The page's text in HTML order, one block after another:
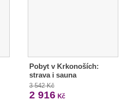
Pobyt v Krkonoších:
strava i sauna
3 542 Kč
2 916 Kč